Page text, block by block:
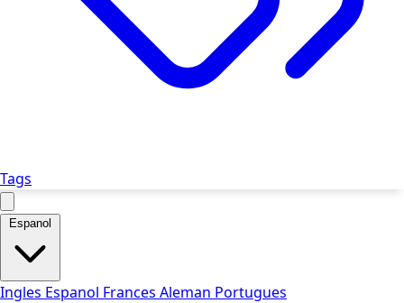
Tags
Espanol
Ingles Espanol Frances Aleman Portugues